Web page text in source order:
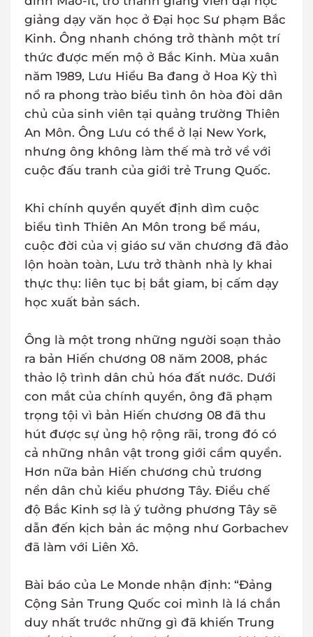
giảng dạy văn học ở Đại học Sư phạm Bắc
Kinh. Ông nhanh chóng trở thành một trí
thức được mến mộ ở Bắc Kinh. Mùa xuân
năm 1989, Lưu Hiểu Ba đang ở Hoa Kỳ thì
nổ ra phong trào biểu tình ôn hòa đòi dân
chủ của sinh viên tại quảng trường Thiên
An Môn. Ông Lưu có thể ở lại New York,
nhưng ông không làm thế mà trở về với
cuộc đấu tranh của giới trẻ Trung Quốc.
Khi chính quyền quyết định dìm cuộc
biểu tình Thiên An Môn trong bể máu,
cuộc đời của vị giáo sư văn chương đã đảo
lộn hoàn toàn, Lưu trở thành nhà ly khai
thực thụ: liên tục bị bắt giam, bị cấm dạy
học xuất bản sách.
Ông là một trong những người soạn thảo
ra bản Hiến chương 08 năm 2008, phác
thảo lộ trình dân chủ hóa đất nước. Dưới
con mắt của chính quyền, ông đã phạm
trọng tội vì bản Hiến chương 08 đã thu
hút được sự ủng hộ rộng rãi, trong đó có
cả những nhân vật trong giới cầm quyền.
Hơn nữa bản Hiến chương chủ trương
nền dân chủ kiểu phương Tây. Điều chế
độ Bắc Kinh sợ là ý tưởng phương Tây sẽ
dẫn đến kịch bản ác mộng như Gorbachev
đã làm với Liên Xô.
Bài báo của Le Monde nhận định: “Đảng
Cộng Sản Trung Quốc coi mình là lá chắn
duy nhất trước những gì đã khiến Trung